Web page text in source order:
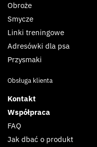
Obroże
Smycze
Linki treningowe
Adresówki dla psa
Przysmaki
Obsługa klienta
Kontakt
Współpraca
FAQ
Jak dbać o produkt